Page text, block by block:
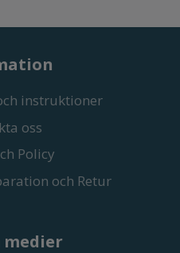
instruktioner
oss
Policy
och Retur
medier